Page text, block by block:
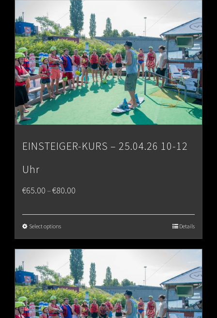
€80.00
EINSTEIGER-KURS – 25.04.26 10-12
Uhr
€65.00–€80.00
€80.00
Select options Details